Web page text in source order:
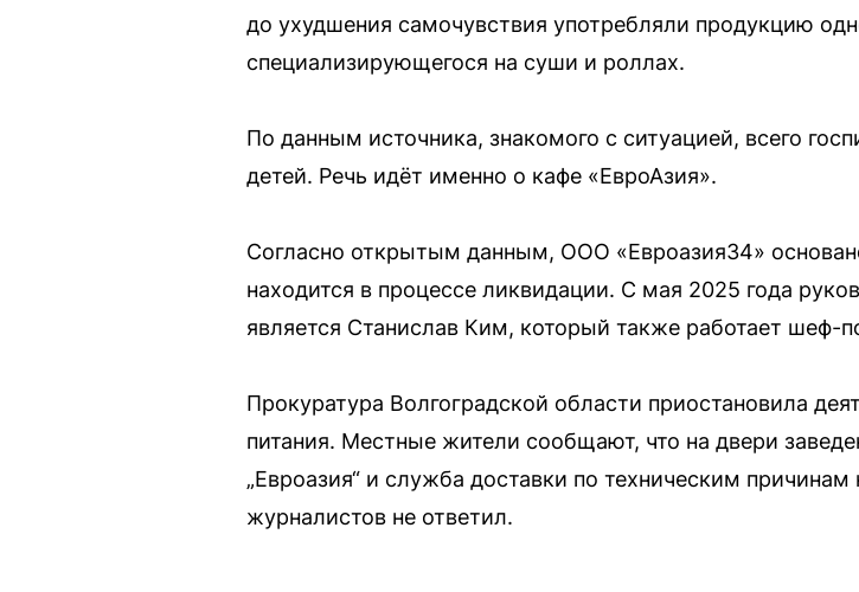
до ухудшения самочувствия употребляли продукцию
специализирующегося на суши и роллах.
По данным источника, знакомого с ситуацией, всего
детей. Речь идёт именно о кафе «ЕвроАзия».
Согласно открытым данным, ООО «Евроазия34»
находится в процессе ликвидации. С мая 2025 года
является Станислав Ким, который также работает шеф-
Прокуратура Волгоградской области приостановила
питания. Местные жители сообщают, что на двери
„Евроазия“ и служба доставки по техническим
журналистов не ответил.